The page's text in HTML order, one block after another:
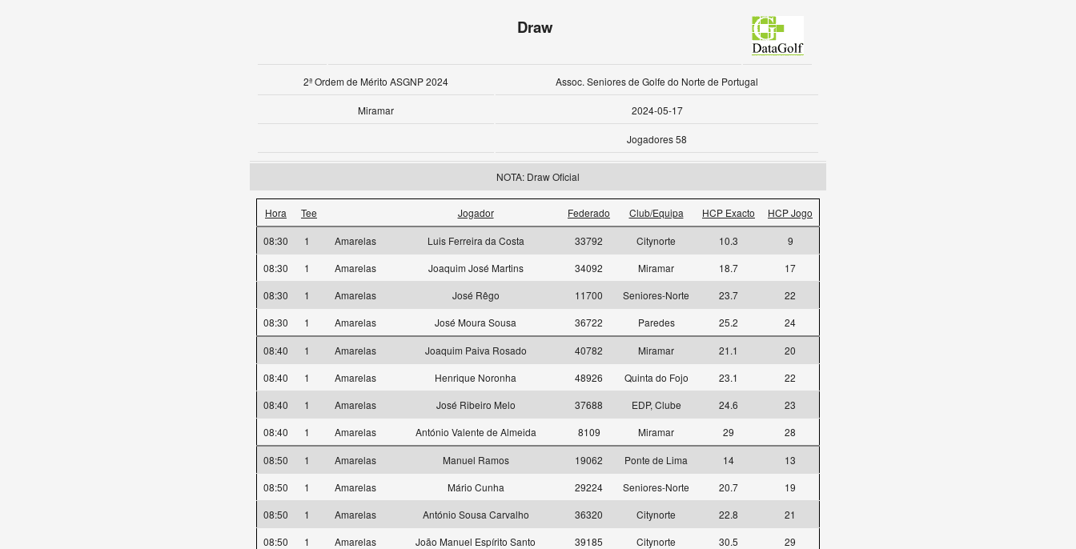
Draw
2ª Ordem de Mérito ASGNP 2024 Assoc. Seniores de Golfe do Norte de Portugal
Miramar 2024-05-17
Jogadores 58
NOTA: Draw Oficial
Hora Tee Jogador Federado Club/Equipa HCP Exacto HCP Jogo
08:30 1 Amarelas Luis Ferreira da Costa 33792 Citynorte 10.3
9
08:30
1 Amarelas Joaquim José Martins 34092 Miramar 18.7
17
08:30
1 Amarelas José Rêgo 11700 Seniores-Norte 23.7
22
08:30
1 Amarelas José Moura Sousa 36722 Paredes 25.2 24
08:40 1 Amarelas Joaquim Paiva Rosado 40782 Miramar 21.1
20
08:40
1 Amarelas Henrique Noronha 48926 Quinta do Fojo 23.1
22
08:40
1 Amarelas José Ribeiro Melo 37688 EDP, Clube 24.6
23
08:40
1 Amarelas António Valente de Almeida 8109 Miramar 29 28
08:50 1 Amarelas Manuel Ramos 19062 Ponte de Lima 14
13
08:50
1 Amarelas Mário Cunha 29224 Seniores-Norte 20.7
19
08:50
1 Amarelas António Sousa Carvalho 36320 Citynorte 22.8
21
08:50
1 Amarelas João Manuel Espírito Santo 39185 Citynorte 30.5 29